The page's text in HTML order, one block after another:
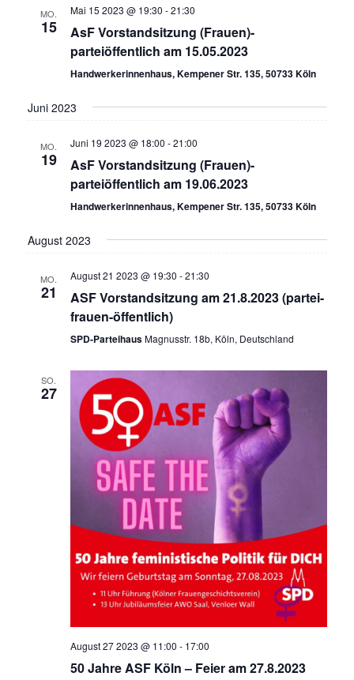
MO.
15
Mai 15 2023 @ 19:30 -21:30
AsF Vorstandsitzung (Frauen)-
parteiöffentlich am 15.05.2023
Handwerkerinnenhaus, Kempener Str. 135, 50733 Köln
Juni 2023
MO.
19
Juni 19 2023 @ 18:00 -21:00
AsF Vorstandsitzung (Frauen)-
parteiöffentlich am 19.06.2023
Handwerkerinnenhaus, Kempener Str. 135, 50733 Köln
August 2023
MO.
21
August 21 2023 @ 19:30 -21:30
ASF Vorstandsitzung am 21.8.2023 (partei-
frauen-öffentlich)
SPD-ParteihausMagnusstr. 18b, Köln, Deutschland
SO.
27
August 27 2023 @ 11:00 - 17:00
50 Jahre ASF Köln – Feier am 27.8.2023